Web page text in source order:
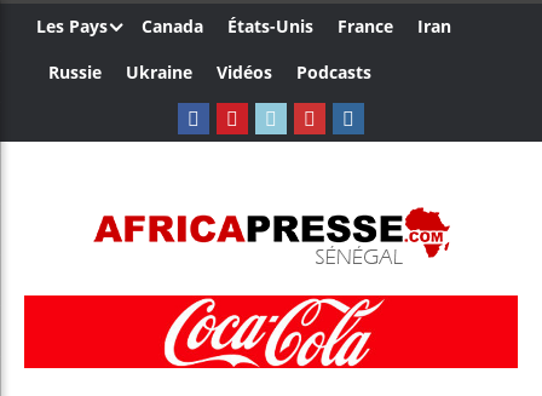
Les Pays Canada États-Unis France
Iran
Russie
Ukraine Vidéos Podcasts